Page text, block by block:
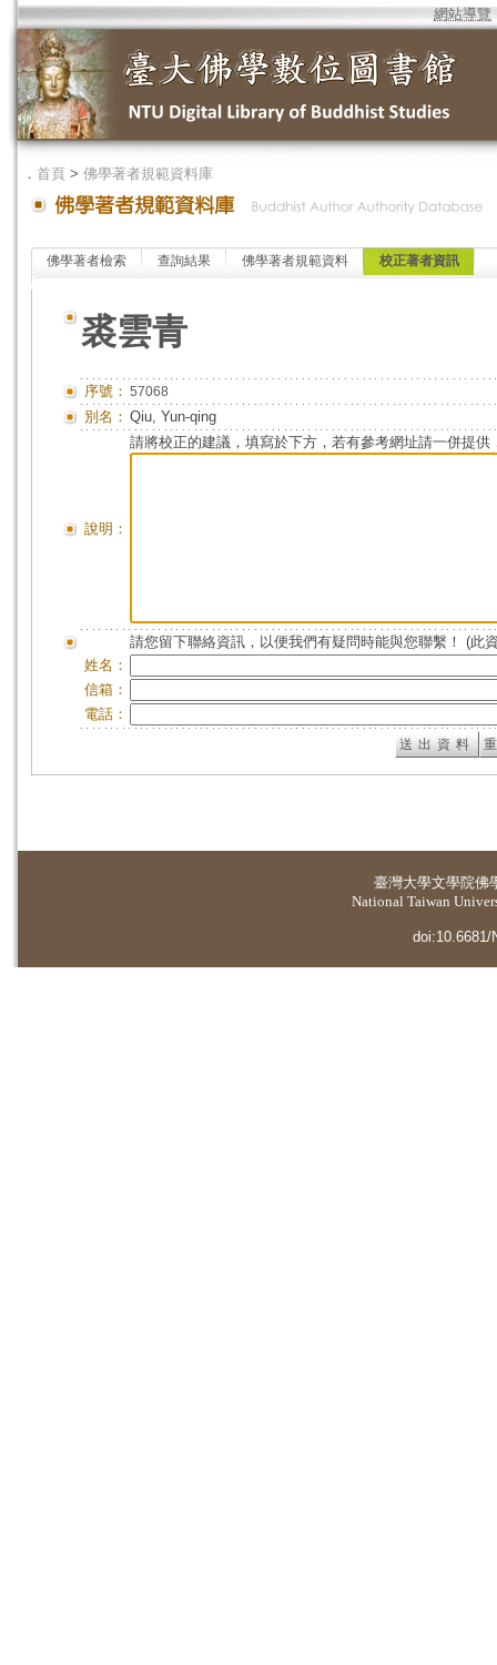
網站導覽
． 首頁 > 佛學著者規範資料庫
佛學著者檢索 查詢結果 佛學著者規範資料 校正著者資訊
裘雲青
序號： 57068
別名： Qiu, Yun-qing
說明：
請將校正的建議，填寫於下方，若有參考網址請一併提供
請您留下聯絡資訊，以便我們有疑問時能與您聯繫！ (此
姓名：
信箱：
電話：
臺灣大學文學院佛
National Taiwan
doi:10.6681/